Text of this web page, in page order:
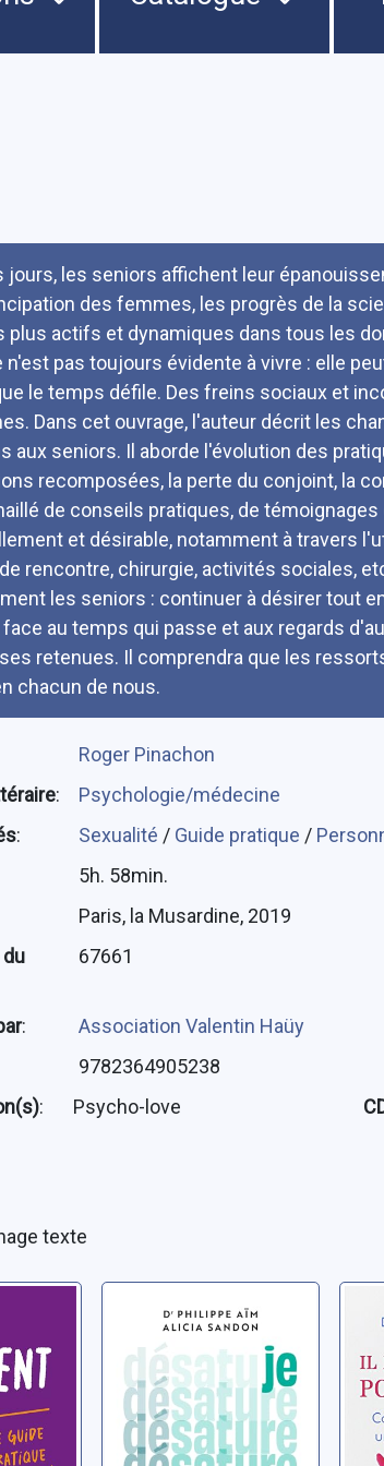
jours, les seniors affichent leur
des femmes, les progrès de la
plus actifs et dynamiques dans tous les
n'est pas toujours évidente à vivre : elle
le temps défile. Des freins sociaux et
Dans cet ouvrage, l'auteur décrit les
aux seniors. Il aborde l'évolution des
recomposées, la perte du conjoint, la
de conseils pratiques, de
et désirable, notamment à travers
rencontre, chirurgie, activités sociales,
les seniors : continuer à désirer tout
au temps qui passe et aux regards
retenues. Il comprendra que les
chacun de nous.
Roger Pinachon
:
Psychologie/médecine
: Sexualité / Guide pratique /
5h. 58min.
Paris, la Musardine, 2019
67661
:
Association Valentin Haüy
9782364905238
: Psycho-love
texte
va,
la
psy,
Je désature:
surcharge
mentale,
hyperstimulation,
stress, batteries
à plat... la
Aïm, Philippe